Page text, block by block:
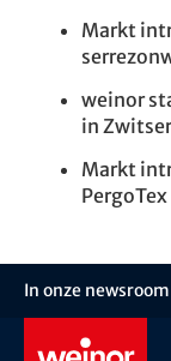
Markt
weinor
in
Markt
PergoTex
In onze newsroom